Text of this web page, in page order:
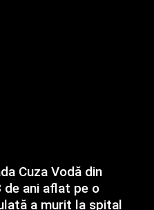
Cuza Vodă din
de ani aflat pe o
a murit la spital